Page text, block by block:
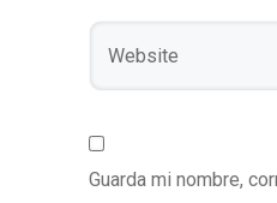
Guarda mi nombre,